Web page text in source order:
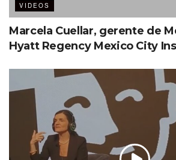
VIDEOS
Marcela Cuellar, gerente de
Hyatt Regency Mexico City